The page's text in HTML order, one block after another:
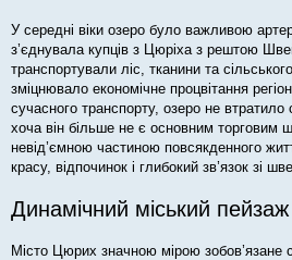
У середні віки озеро було важливою
з’єднувала купців з Цюріха з рештою
транспортували ліс, тканини та
зміцнювало економічне процвітання
сучасного транспорту, озеро не втратило
хоча він більше не є основним торговим
невід’ємною частиною повсякденного
красу, відпочинок і глибокий зв’язок зі
Динамічний міський
Місто Цюрих значною мірою зобов’язане